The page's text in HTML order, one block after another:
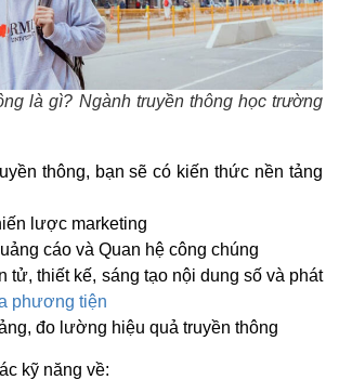
là gì? Ngành truyền thông học trường
thông, bạn sẽ có kiến thức nền tảng
lược marketing
cáo và Quan hệ công chúng
tử, thiết kế, sáng tạo nội dung số và phát
phương tiện
đo lường hiệu quả truyền thông
kỹ năng về: